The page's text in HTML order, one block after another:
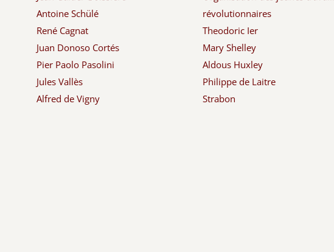
Antoine Schülé
René Cagnat
Juan Donoso Cortés
Pier Paolo Pasolini
Jules Vallès
Alfred de Vigny
révolutionnaires
Theodoric Ier
Mary Shelley
Aldous Huxley
Philippe de Laitre
Strabon